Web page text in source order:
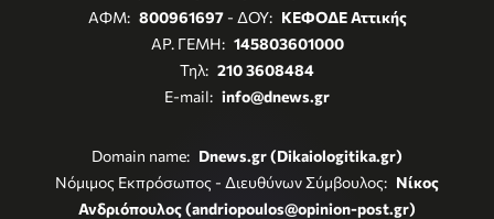
ΑΦΜ: 800961697- ΔΟΥ: ΚΕΦΟΔΕ Αττικής
ΑΡ. ΓΕΜΗ: 145803601000
Τηλ: 210 3608484
E-mail: info@dnews.gr
Domain name: Dnews.gr (Dikaiologitika.gr)
Νόμιμος Εκπρόσωπος - Διευθύνων Σύμβουλος: Νίκος
Ανδριόπουλος (andriopoulos@opinion-post.gr)